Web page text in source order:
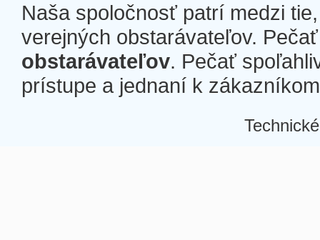
Naša spoločnosť patrí medzi
verejných obstarávateľov.
obstarávateľov. Pečať
prístupe a jednaní k